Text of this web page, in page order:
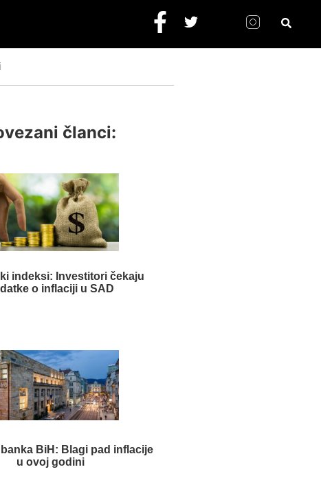
članci:
indeksi: Investitori čekaju
o inflaciji u SAD
BiH: Blagi pad inflacije
u ovoj godini